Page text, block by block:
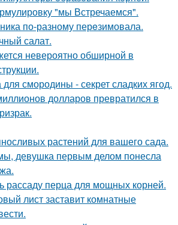
"мы Встречаемся".
по-разному перeзимовала.
салат.
невероятно обширной в
смородины - секрет сладких ягод.
долларов превратился в
растений для вашего сада.
девушка первым делом понесла
рассаду перца для мощных корней.
лист заставит комнатные